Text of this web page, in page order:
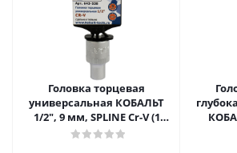
Головка торцевая
универсальная КОБАЛЬТ
1/2", 9 мм, SPLINE Cr-V (1
шт.) подвес